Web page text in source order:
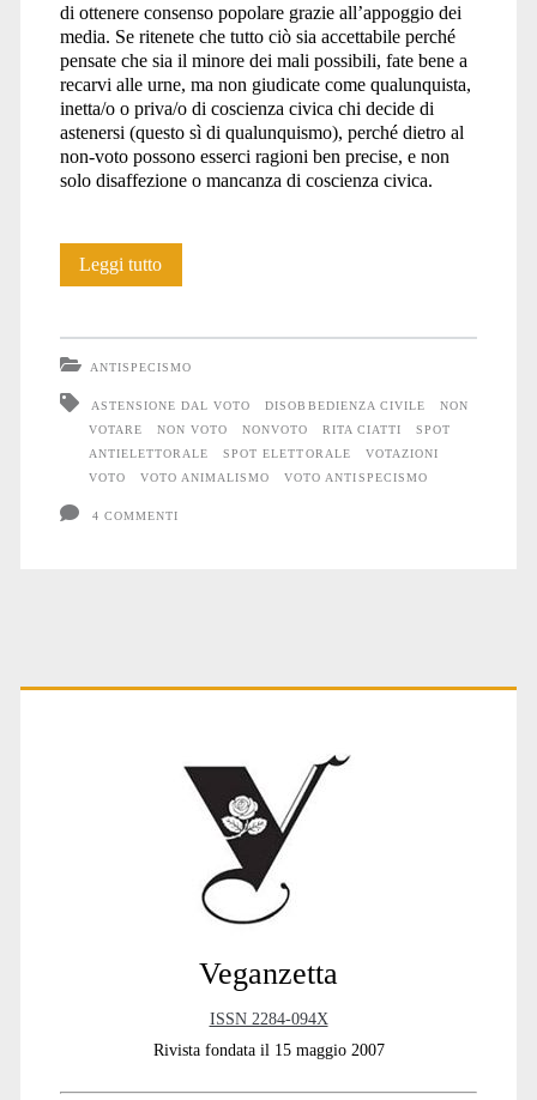
di ottenere consenso popolare grazie all’appoggio dei
media. Se ritenete che tutto ciò sia accettabile perché
pensate che sia il minore dei mali possibili, fate bene a
recarvi alle urne, ma non giudicate come qualunquista,
inetta/o o priva/o di coscienza civica chi decide di
astenersi (questo sì di qualunquismo), perché dietro al
non-voto possono esserci ragioni ben precise, e non
solo disaffezione o mancanza di coscienza civica.
Leggi tuttoSpot
ANTISPECISMO
ASTENSIONE DAL VOTO DISOBBEDIENZA CIVILE
NON
VOTARE
NON VOTO NONVOTO RITA CIATTI
SPOT
ANTIELETTORALE
SPOT ELETTORALE
VOTAZIONI
VOTO
VOTO ANIMALISMO VOTO ANTISPECISMO
4 COMMENTI
Primary
Veganzetta
ISSN 2284-094X
Rivista fondata il 15 maggio 2007